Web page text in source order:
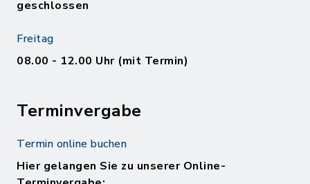
geschlossen
Freitag
08.00 - 12.00 Uhr (mit Termin)
Terminvergabe
Termin online buchen
Hier gelangen Sie zu unserer Online-